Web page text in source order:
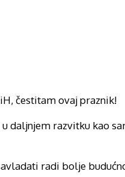
čestitam ovaj praznik!
daljnjem razvitku kao
radi bolje